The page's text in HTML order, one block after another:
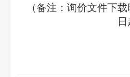
（备注：询价文件下